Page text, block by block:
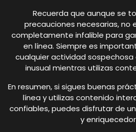
Recuerda que aunque se
precauciones necesarias, no
completamente infalible para
en línea. Siempre es
cualquier actividad
inusual mientras utilizas
En resumen, si sigues buenas
línea y utilizas contenido
confiables, puedes disfrutar de
y